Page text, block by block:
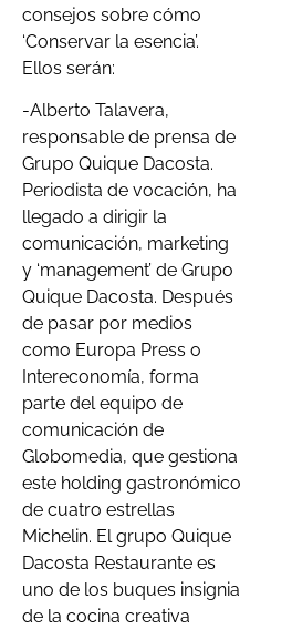
consejos sobre cómo
‘Conservar la esencia’.
Ellos serán:
-Alberto Talavera,
responsable de prensa de
Grupo Quique Dacosta.
Periodista de vocación, ha
llegado a dirigir la
comunicación, marketing
y ‘management’ de Grupo
Quique Dacosta. Después
de pasar por medios
como Europa Press o
Intereconomía, forma
parte del equipo de
comunicación de
Globomedia, que gestiona
este holding gastronómico
de cuatro estrellas
Michelin. El grupo Quique
Dacosta Restaurante es
uno de los buques insignia
de la cocina creativa